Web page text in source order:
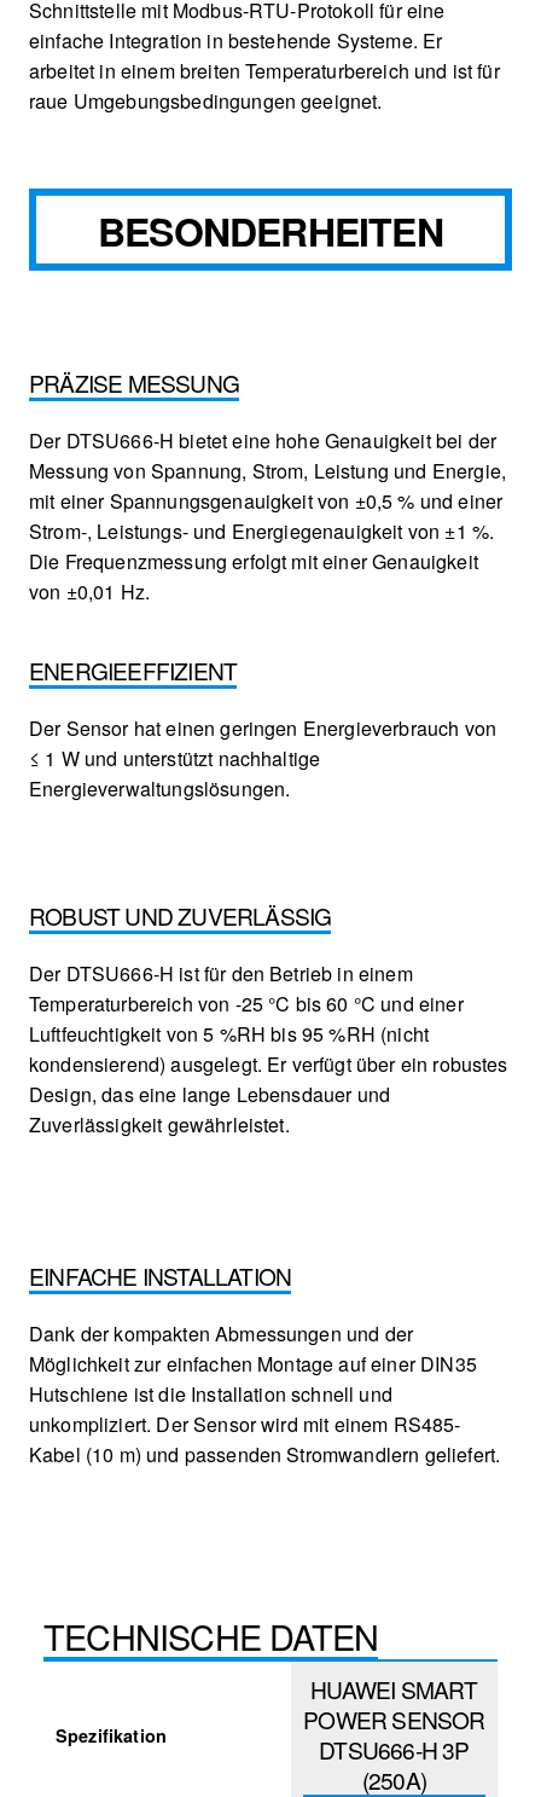
Schnittstelle mit Modbus-RTU-Protokoll für eine
einfache Integration in bestehende Systeme. Er
arbeitet in einem breiten Temperaturbereich und ist für
raue Umgebungsbedingungen geeignet.
BESONDERHEITEN
PRÄZISE MESSUNG
Der DTSU666-H bietet eine hohe Genauigkeit bei der
Messung von Spannung, Strom, Leistung und Energie,
mit einer Spannungsgenauigkeit von ±0,5 % und einer
Strom-, Leistungs- und Energiegenauigkeit von ±1 %.
Die Frequenzmessung erfolgt mit einer Genauigkeit
von ±0,01 Hz.
ENERGIEEFFIZIENT
Der Sensor hat einen geringen Energieverbrauch von
≤ 1 W und unterstützt nachhaltige
Energieverwaltungslösungen.
ROBUST UND ZUVERLÄSSIG
Der DTSU666-H ist für den Betrieb in einem
Temperaturbereich von -25 °C bis 60 °C und einer
Luftfeuchtigkeit von 5 %RH bis 95 %RH (nicht
kondensierend) ausgelegt. Er verfügt über ein robustes
Design, das eine lange Lebensdauer und
Zuverlässigkeit gewährleistet.
EINFACHE INSTALLATION
Dank der kompakten Abmessungen und der
Möglichkeit zur einfachen Montage auf einer DIN35
Hutschiene ist die Installation schnell und
unkompliziert. Der Sensor wird mit einem RS485-
Kabel (10 m) und passenden Stromwandlern geliefert.
TECHNISCHE DATEN
Spezifikation
HUAWEI SMART
POWER SENSOR
DTSU666-H 3P
(250A)